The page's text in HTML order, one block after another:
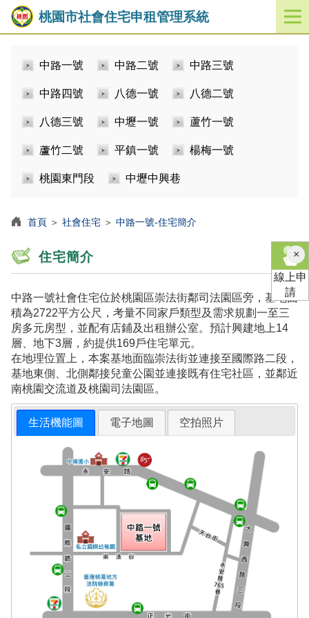
桃園市社會住宅申租管理系統
開
啟
中路一號 中路二號 中路三號
中路四號 八德一號 八德二號
八德三號 中壢一號 蘆竹一號
蘆竹二號 平鎮一號 楊梅一號
桃園東門段 中壢中興巷
首頁 ＞ 社會住宅 ＞ 中路一號-住宅簡介
住宅簡介
中路一號社會住宅位於桃園區崇法街鄰司法園區旁，基地面
積為2722平方公尺，考量不同家戶類型及需求規劃一至三
房多元房型，並配有店鋪及出租辦公室。預計興建地上14
層、地下3層，約提供169戶住宅單元。
在地理位置上，本案基地面臨崇法街並連接至國際路二段，
基地東側、北側鄰接兒童公園並連接既有住宅社區，並鄰近
南桃園交流道及桃園司法園區。
生活機能圖 電子地圖 空拍照片
×關
閉
線上申
請